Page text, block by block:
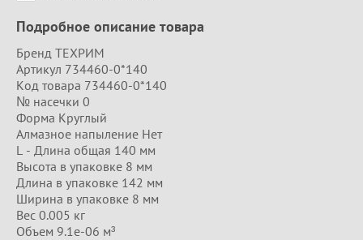
Подробное описание товара
Бренд ТЕХРИМ
Артикул 734460-0*140
Код товара 734460-0*140
№ насечки 0
Форма Круглый
Алмазное напыление Нет
L - Длина общая 140 мм
Высота в упаковке 8 мм
Длина в упаковке 142 мм
Ширина в упаковке 8 мм
Вес 0.005 кг
Объем 9.1e-06 м³